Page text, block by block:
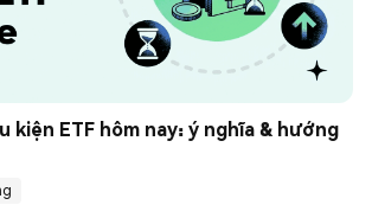
kiện ETF hôm nay: ý nghĩa & hướng